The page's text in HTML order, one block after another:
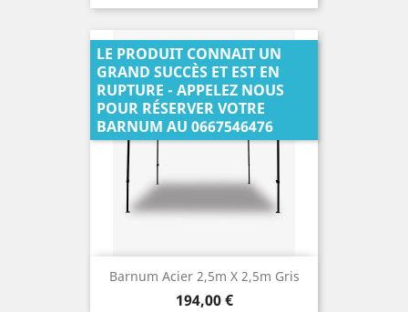
Barnum Acier 2,5m X 2,5m Gris
Prix
194,00 €
LE PRODUIT CONNAIT UN
GRAND SUCCÈS ET EST EN
RUPTURE - APPELEZ NOUS
POUR RÉSERVER VOTRE
BARNUM AU 0667546476